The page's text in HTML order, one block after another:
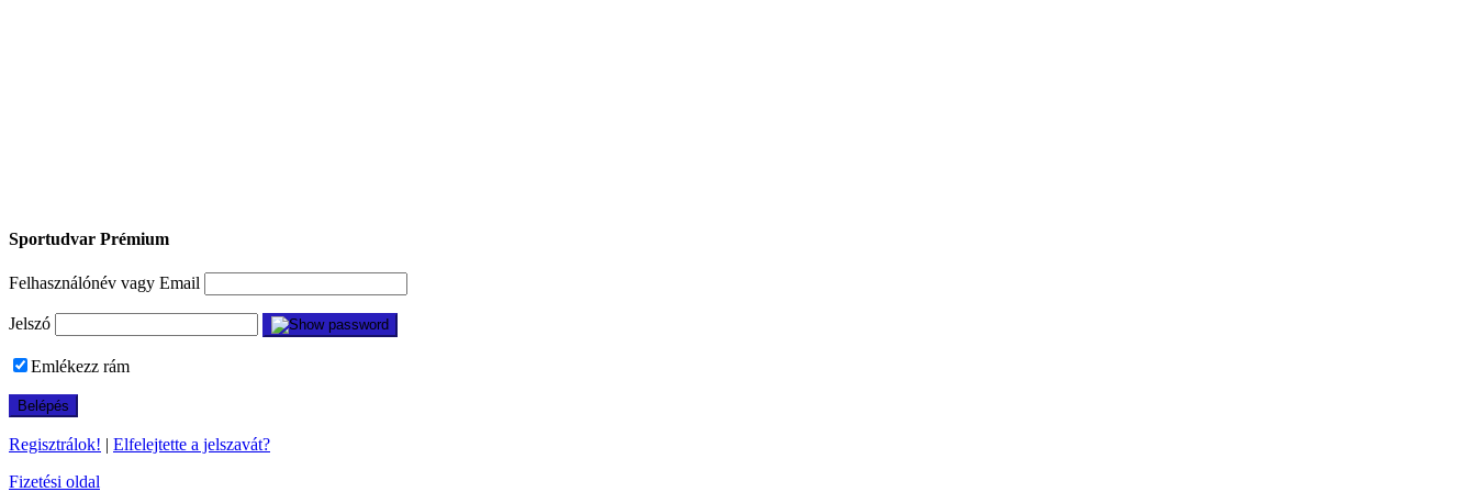
Sportudvar Prémium
Felhasználónév vagy Email
Jelszó
Emlékezz rám
Regisztrálok! | Elfelejtette a jelszavát?
Fizetési oldal